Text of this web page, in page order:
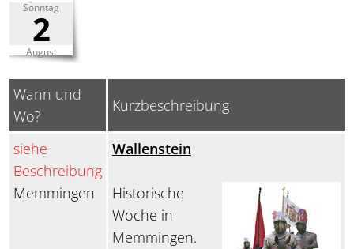
Sonntag
2
August
Wann und
Wo?
Kurzbeschreibung
siehe
Beschreibung
Memmingen
Wallenstein
Historische
Woche in
Memmingen.